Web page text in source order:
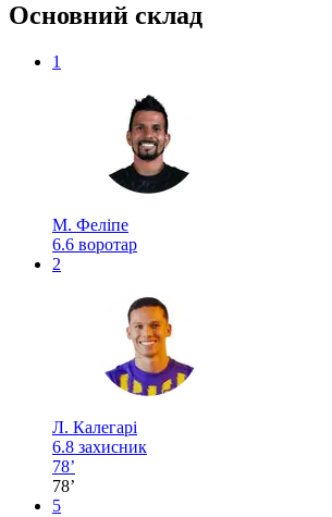
Основний склад
1
М. Феліпе
6.6 воротар
2
Л. Калегарі
6.8 захисник
78’
78’
5